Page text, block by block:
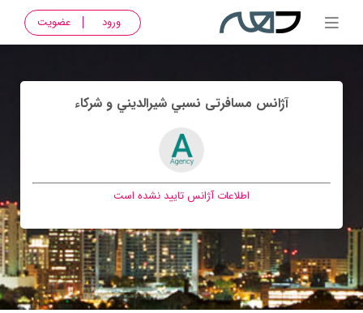
ورود عضویت
آژانس مسافرتی نسبي شيرالديني و شركاء
اطلاعات آژانس تایید نشده است